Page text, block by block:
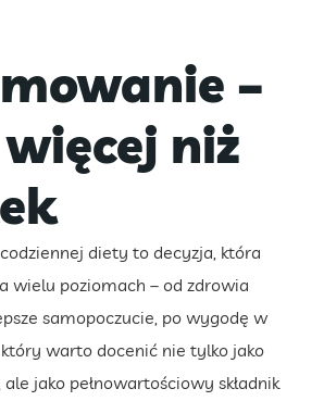
–
niż
diety to decyzja, która
wielu poziomach – od zdrowia
samopoczucie, po wygodę w
który warto docenić nie tylko jako
jako pełnowartościowy składnik